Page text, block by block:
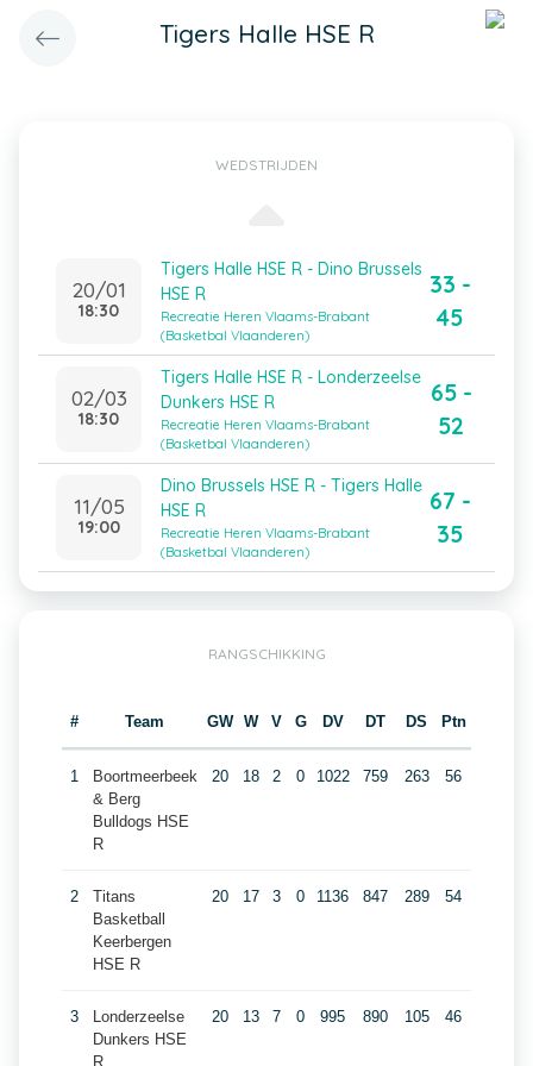
Tigers Halle HSE R
WEDSTRIJDEN
20/01
18:30
Tigers Halle HSE R - Dino Brussels
HSE R
Recreatie Heren Vlaams-Brabant
(Basketbal Vlaanderen)
33 -
45
02/03
18:30
Tigers Halle HSE R - Londerzeelse
Dunkers HSE R
Recreatie Heren Vlaams-Brabant
(Basketbal Vlaanderen)
65 -
52
11/05
19:00
Dino Brussels HSE R - Tigers Halle
HSE R
Recreatie Heren Vlaams-Brabant
(Basketbal Vlaanderen)
67 -
35
RANGSCHIKKING
# Team GW W V G DV DT DS Ptn
1
Boortmeerbeek
& Berg
Bulldogs HSE
R
20 18 2 0 1022 759 263 56
2
Titans
Basketball
Keerbergen
HSE R
20 17 3 0 1136 847 289 54
3
Londerzeelse
Dunkers HSE
R
20 13 7 0 995 890 105 46